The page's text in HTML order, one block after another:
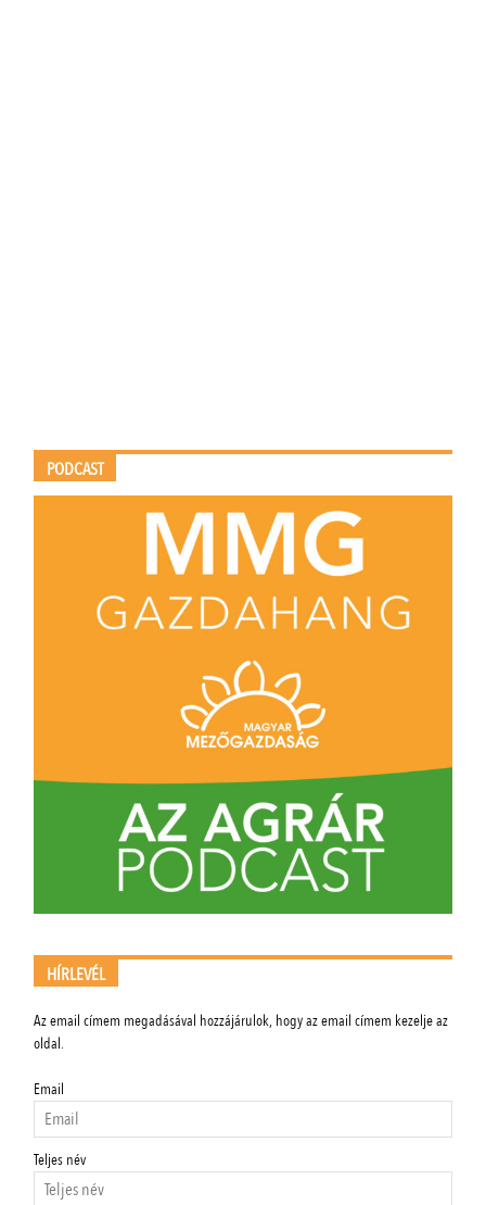
PODCAST
HÍRLEVÉL
Az email címem megadásával hozzájárulok, hogy az email címem kezelje az
oldal.
Email
Teljes név